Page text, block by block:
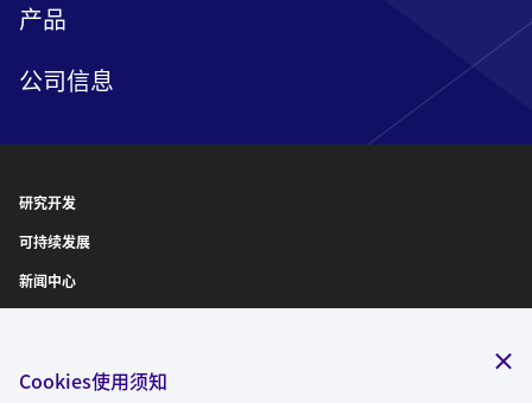
产品
公司信息
研究开发
可持续发展
新闻中心
Cookies使用须知